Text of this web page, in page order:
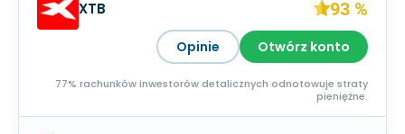
XTB 93 %
Opinie Otwórz konto
77% rachunków inwestorów detalicznych odnotowuje straty
pieniężne.